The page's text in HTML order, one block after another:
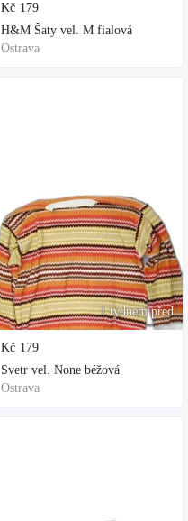
Kč 179
H&M Šaty vel. M fialová
Ostrava
1 týdnem před
Kč 179
Svetr vel. None béžová
Ostrava